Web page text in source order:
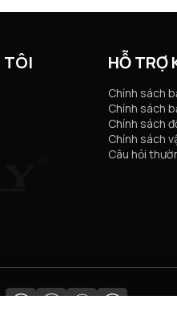
TÔI HỖ TRỢ
Chính sách
Chính sách
Chính sách
Chính sách
Câu hỏi